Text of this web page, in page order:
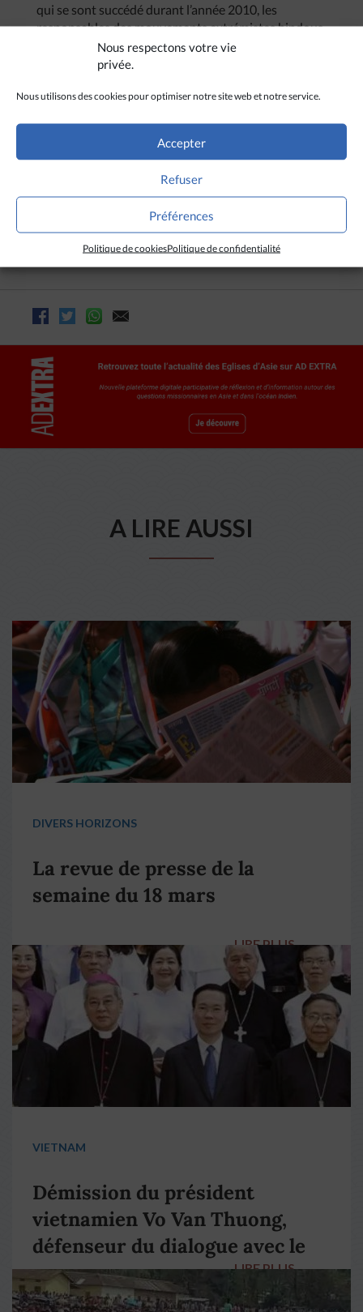
Nous respectons votre vie
privée.
Nous utilisons des cookies pour optimiser notre site web et notre service.
Accepter
Refuser
Préférences
Politique de cookiesPolitique de confidentialité
qui se sont succédé durant l’année 2010, les
responsables des mouvements extrémistes hindous
ont appelé leurs militants à « nettoyer le district de
Mandla des chrétiens »
Selon des sources locales, de nombreuses
communautés chrétiennes du district de Mandla ont
déjà été attaquées au cours des derniers mois ou ont
été victimes de menaces afin de renoncer à leur foi.
Tout récemment, un pasteur protestant, le Rév. Jai
Prakash, qui a refusé de faire un don pour la fête de
Narmada qu’exigeait un groupe d’hindouistes, a été
menacé« de terribles conséquences »(6).
A LIRE AUSSI
DIVERS HORIZONS
La revue de presse de la
semaine du 18 mars
LIRE PLUS →
VIETNAM
Démission du président
vietnamien Vo Van Thuong,
défenseur du dialogue avec le
pape François
LIRE PLUS →